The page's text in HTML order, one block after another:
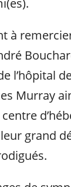
à
l’hôpital
Murray
grand